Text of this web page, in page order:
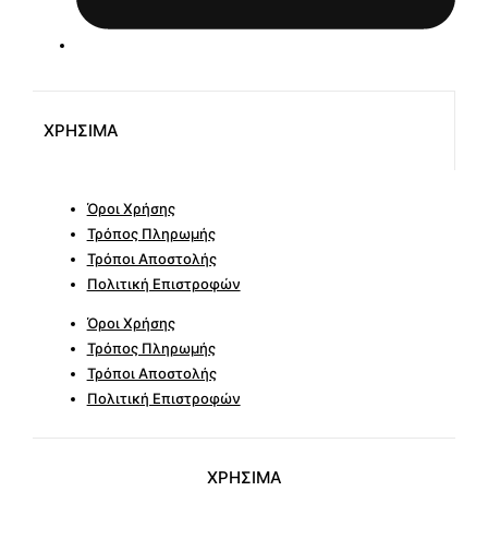
ΧΡΗΣΙΜΑ
Όροι Χρήσης
Τρόπος Πληρωμής
Τρόποι Αποστολής
Πολιτική Επιστροφών
Όροι Χρήσης
Τρόπος Πληρωμής
Τρόποι Αποστολής
Πολιτική Επιστροφών
ΧΡΗΣΙΜΑ